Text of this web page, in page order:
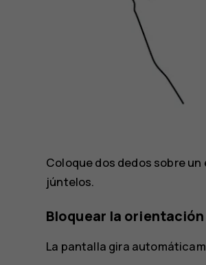
Coloque dos dedos sobre
júntelos.
Bloquear la
La pantalla gira